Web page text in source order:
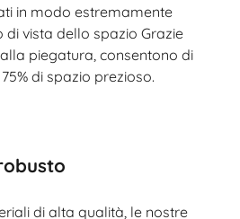
in modo estremamente
vista dello spazio Grazie
piegatura, consentono di
di spazio prezioso.
di alta qualità, le nostre